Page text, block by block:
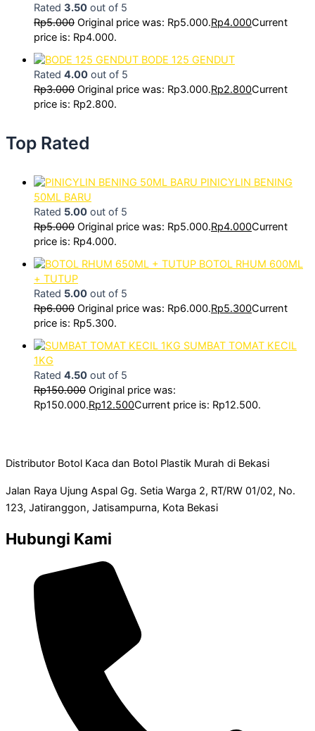
Rated 3.50 out of 5
Rp5.000 Original price was: Rp5.000.Rp4.000Current
price is: Rp4.000.
BODE 125 GENDUT
Rated 4.00 out of 5
Rp3.000 Original price was: Rp3.000.Rp2.800Current
price is: Rp2.800.
Top Rated
PINICYLIN BENING
50ML BARU
Rated 5.00 out of 5
Rp5.000 Original price was: Rp5.000.Rp4.000Current
price is: Rp4.000.
BOTOL RHUM 600ML
+ TUTUP
Rated 5.00 out of 5
Rp6.000 Original price was: Rp6.000.Rp5.300Current
price is: Rp5.300.
SUMBAT TOMAT KECIL
1KG
Rated 4.50 out of 5
Rp150.000 Original price was:
Rp150.000.Rp12.500Current price is: Rp12.500.
Distributor Botol Kaca dan Botol Plastik Murah di Bekasi
Jalan Raya Ujung Aspal Gg. Setia Warga 2, RT/RW 01/02, No.
123, Jatiranggon, Jatisampurna, Kota Bekasi
Hubungi Kami